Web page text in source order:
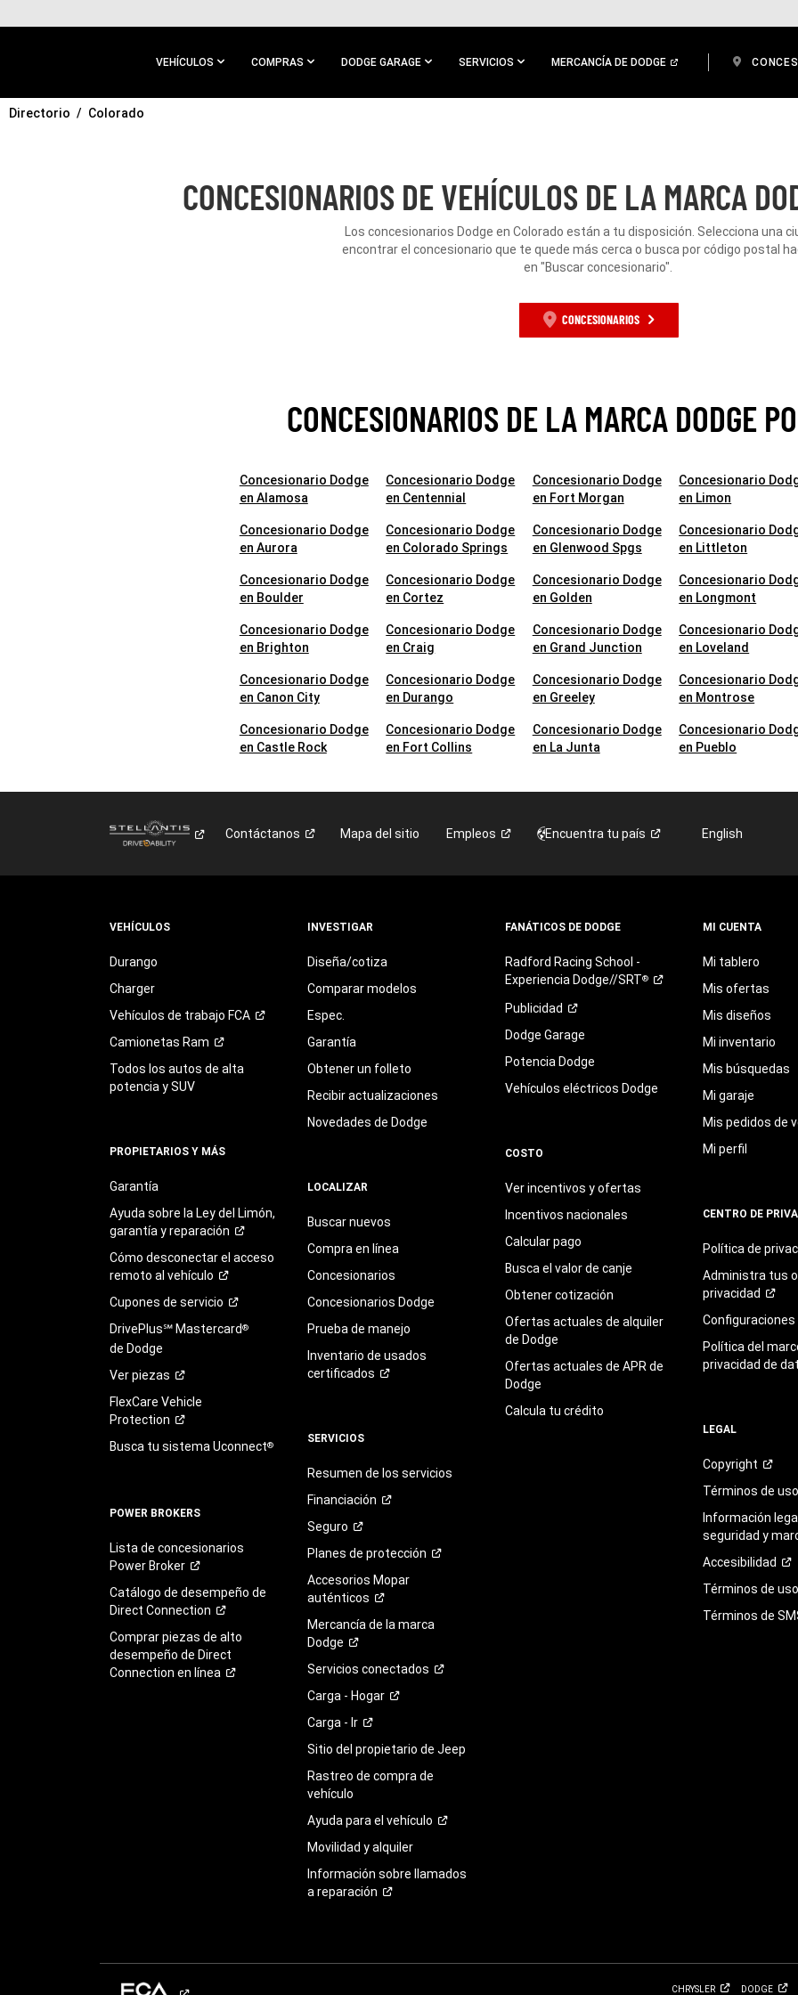
CONTENIDO
VEHÍCULOS COMPRAS DODGE GARAGE SERVICIOS MERCANCÍA DE DODGE
IR A
Directorio Colorado
CONCESIONARIOS DE VEHÍCULOS DE LA MARCA
Los concesionarios Dodge en Colorado están a tu disposición. Selecciona una
encontrar el concesionario que te quede más cerca o busca por código postal
en "Buscar concesionario".
CONCESIONARIOS
CONCESIONARIOS DE LA MARCA DODGE
Concesionario Dodge
en Alamosa
Concesionario Dodge
en Aurora
Concesionario Dodge
en Boulder
Concesionario Dodge
en Brighton
Concesionario Dodge
en Canon City
Concesionario Dodge
en Castle Rock
Concesionario Dodge
en Centennial
Concesionario Dodge
en Colorado Springs
Concesionario Dodge
en Cortez
Concesionario Dodge
en Craig
Concesionario Dodge
en Durango
Concesionario Dodge
en Fort Collins
Concesionario Dodge
en Fort Morgan
Concesionario Dodge
en Glenwood Spgs
Concesionario Dodge
en Golden
Concesionario Dodge
en Grand Junction
Concesionario Dodge
en Greeley
Concesionario Dodge
en La Junta
Concesionario
en Limon
Concesionario
en Littleton
Concesionario
en Longmont
Concesionario
en Loveland
Concesionario
en Montrose
Concesionario
en Pueblo
Contáctanos Mapa del sitio Empleos Encuentra tu país English
VEHÍCULOS
Durango
Charger
Vehículos de trabajo FCA
Camionetas Ram
Todos los autos de alta
potencia y SUV
PROPIETARIOS Y MÁS
Garantía
Ayuda sobre la Ley del Limón,
garantía yreparación
Cómo desconectar el acceso
remoto al vehículo
Cupones de servicio
DrivePlus℠ Mastercard®
de Dodge
Verpiezas
FlexCare Vehicle
Protection
Busca tu sistema Uconnect®
POWER BROKERS
Lista de concesionarios
Power Broker
Catálogo de desempeño de
Direct Connection
Comprar piezas de alto
desempeño de Direct
Connection en línea
INVESTIGAR
Diseña/cotiza
Comparar modelos
Espec.
Garantía
Obtener un folleto
Recibir actualizaciones
Novedades de Dodge
LOCALIZAR
Buscar nuevos
Compra en línea
Concesionarios
Concesionarios Dodge
Prueba de manejo
Inventario de usados
certificados
SERVICIOS
Resumen de los servicios
Financiación
Seguro
Planes de protección
Accesorios Mopar
auténticos
Mercancía de la marca
Dodge
Servicios conectados
Carga - Hogar
Carga - Ir
Sitio del propietario de Jeep
Rastreo de compra de
vehículo
Ayuda para el vehículo
Movilidad y alquiler
Información sobre llamados
a reparación
FANÁTICOS DE DODGE
Radford Racing School -
Experiencia Dodge//SRT®
Publicidad
Dodge Garage
Potencia Dodge
Vehículos eléctricos Dodge
COSTO
Ver incentivos y ofertas
Incentivos nacionales
Calcular pago
Busca el valor de canje
Obtener cotización
Ofertas actuales de alquiler
de Dodge
Ofertas actuales de APR de
Dodge
Calcula tu crédito
MI CUENTA
Mi tablero
Mis ofertas
Mis diseños
Mi inventario
Mis búsquedas
Mi garaje
Mis pedidos de
Mi perfil
CENTRO DE
Política de
Administra tus
privacidad
Configuraciones
Política del
privacidad de
LEGAL
Copyright
Términos deuso
Información
seguridad y
Accesibilidad
Términos de
Términos de
CHRYSLER DODGE